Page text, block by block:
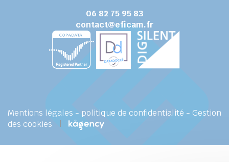
06 82 75 95 83
contact@eficam.fr
Mentions légales - politique de confidentialité - Gestion
des cookies